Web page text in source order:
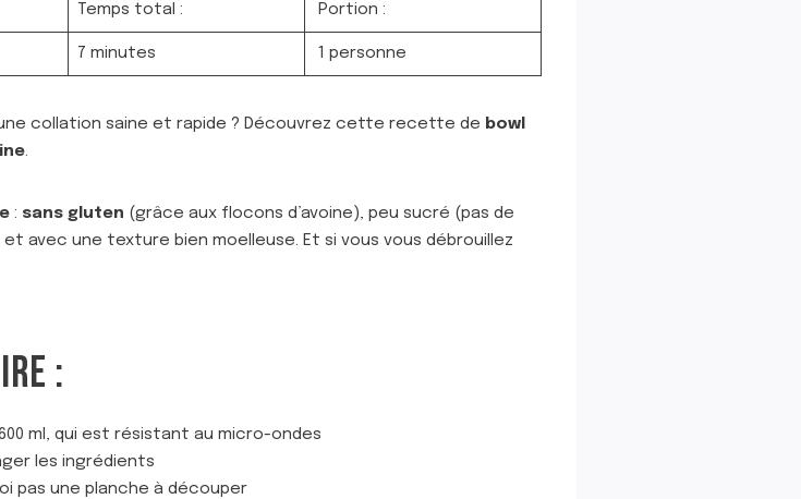
Temps total : Portion :
7 minutes 1 personne
collation saine et rapide ? Découvrez cette recette de bowl
.
: sans gluten (grâce aux flocons d’avoine), peu sucré (pas de
et avec une texture bien moelleuse. Et si vous vous débrouillez
:
600 ml, qui est résistant au micro-ondes
les ingrédients
pas une planche à découper